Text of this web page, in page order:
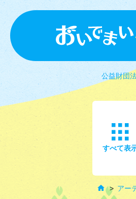
公益財団
すべて表
アー